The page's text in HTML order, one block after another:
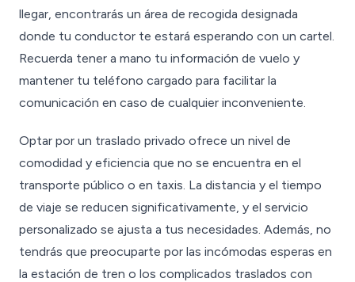
llegar, encontrarás un área de recogida designada
donde tu conductor te estará esperando con un cartel.
Recuerda tener a mano tu información de vuelo y
mantener tu teléfono cargado para facilitar la
comunicación en caso de cualquier inconveniente.
Optar por un traslado privado ofrece un nivel de
comodidad y eficiencia que no se encuentra en el
transporte público o en taxis. La distancia y el tiempo
de viaje se reducen significativamente, y el servicio
personalizado se ajusta a tus necesidades. Además, no
tendrás que preocuparte por las incómodas esperas en
la estación de tren o los complicados traslados con